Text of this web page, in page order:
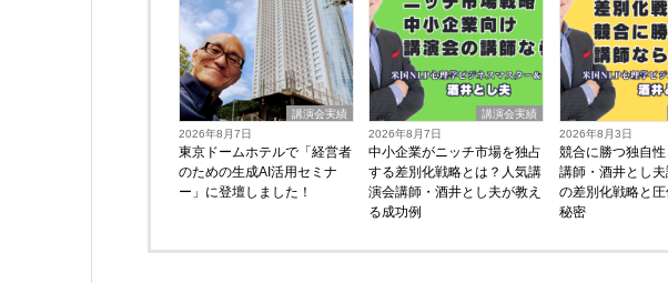
講演会実績
2026年8月7日
東京ドームホテルで「経営者
のための生成AI活用セミナ
ー」に登壇しました！
講演会実績
2026年8月7日
中小企業がニッチ市場を独占
する差別化戦略とは？人気講
演会講師・酒井とし夫が教え
る成功例
2026年8月3日
競合に勝つ独自
講師・酒井とし
の差別化戦略と
秘密